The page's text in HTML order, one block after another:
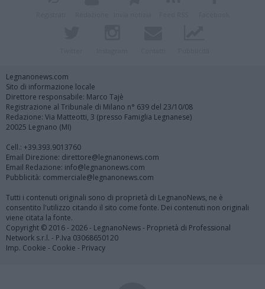
Legnanonews.com
Sito di informazione locale
Direttore responsabile: Marco Tajè
Registrazione al Tribunale di Milano n° 639 del 23/10/08
Redazione: Via Matteotti, 3 (presso Famiglia Legnanese)
20025 Legnano (MI)
Cell.: +39.393.9013760
Email Direzione: direttore@legnanonews.com
Email Redazione: info@legnanonews.com
Pubblicità: commerciale@legnanonews.com
Tutti i contenuti originali sono di proprietà di LegnanoNews, ne è
consentito l'utilizzo citando il sito come fonte. Dei contenuti non originali
viene citata la fonte.
Copyright © 2016 - 2026 - LegnanoNews - Proprietà di Professional
Network s.r.l. - P.Iva 03068650120
Imp. Cookie - Cookie - Privacy